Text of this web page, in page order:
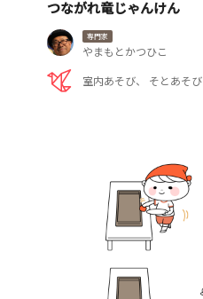
つながれ竜じゃんけん
専門家
やまもとかつひこ
室内あそび
そとあそび